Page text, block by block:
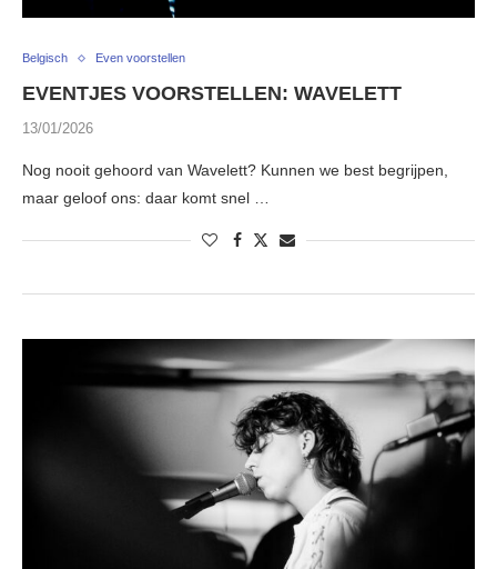
Belgisch Even voorstellen
EVENTJES VOORSTELLEN: WAVELETT
13/01/2026
Nog nooit gehoord van Wavelett? Kunnen we best begrijpen,
maar geloof ons: daar komt snel …